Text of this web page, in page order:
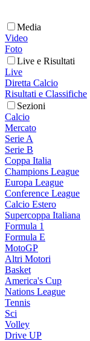
Media
Video
Foto
Live e Risultati
Live
Diretta Calcio
Risultati e Classifiche
Sezioni
Calcio
Mercato
Serie A
Serie B
Coppa Italia
Champions League
Europa League
Conference League
Calcio Estero
Supercoppa Italiana
Formula 1
Formula E
MotoGP
Altri Motori
Basket
America's Cup
Nations League
Tennis
Sci
Volley
Drive UP